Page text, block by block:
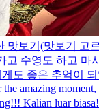
보기(맛보기 고
고 수영도 하고 마
도 좋은 추억이
amazing
Kalian luar